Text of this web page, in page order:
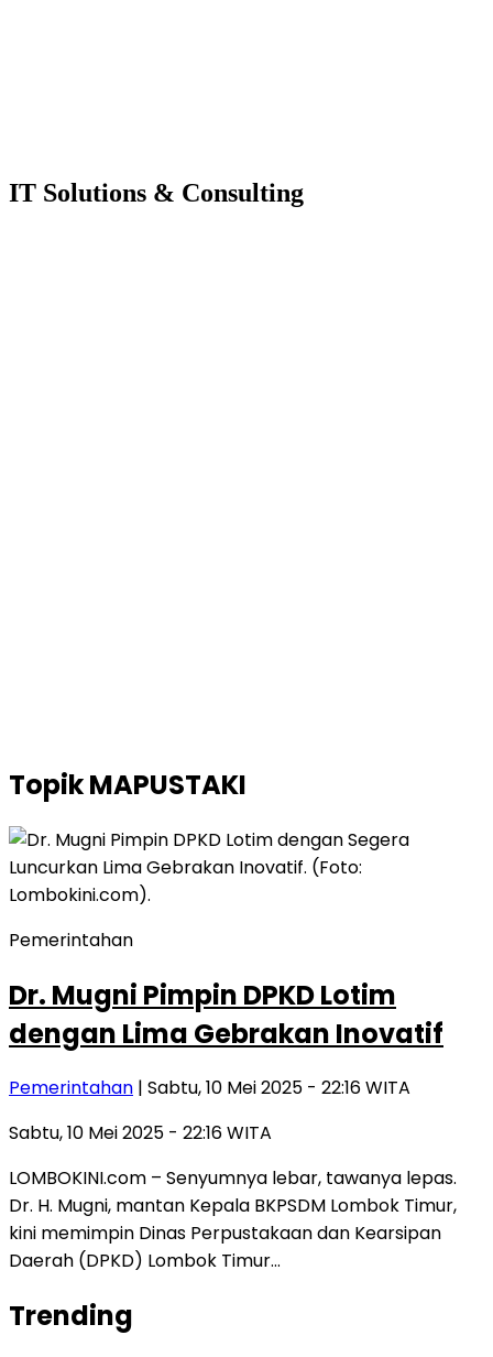
IT Solutions & Consulting
TopikMAPUSTAKI
Pemerintahan
Dr. Mugni Pimpin DPKD Lotim
dengan Lima Gebrakan Inovatif
Pemerintahan | Sabtu, 10 Mei 2025 - 22:16 WITA
Sabtu, 10 Mei 2025 - 22:16 WITA
LOMBOKINI.com – Senyumnya lebar, tawanya lepas.
Dr. H. Mugni, mantan Kepala BKPSDM Lombok Timur,
kini memimpin Dinas Perpustakaan dan Kearsipan
Daerah (DPKD) Lombok Timur…
Trending